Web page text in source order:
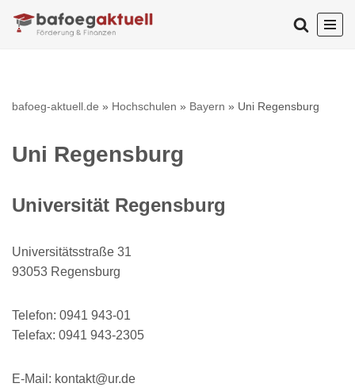
bafoeg-aktuell.de » Hochschulen » Bayern » Uni Regensburg
Uni Regensburg
Universität Regensburg
Universitätsstraße 31
93053 Regensburg
Telefon: 0941 943-01
Telefax: 0941 943-2305
E-Mail: kontakt@ur.de